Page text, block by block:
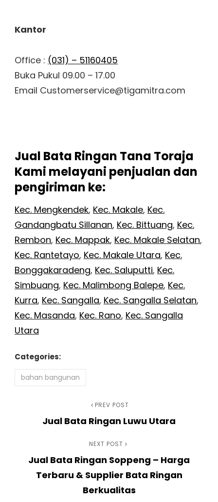
Kantor
Office : (031) – 51160405
Buka Pukul 09.00 – 17.00
Email Customerservice@tigamitra.com
Jual Bata Ringan Tana Toraja
Kami melayani penjualan dan
pengiriman ke:
Kec. Mengkendek, Kec. Makale, Kec.
Gandangbatu Sillanan, Kec. Bittuang, Kec.
Rembon, Kec. Mappak, Kec. Makale Selatan,
Kec. Rantetayo, Kec. Makale Utara, Kec.
Bonggakaradeng, Kec. Saluputti, Kec.
Simbuang, Kec. Malimbong Balepe, Kec.
Kurra, Kec. Sangalla, Kec. Sangalla Selatan,
Kec. Masanda, Kec. Rano, Kec. Sangalla
Utara
Categories:
bahan bangunan
PREV POST
Jual Bata Ringan Luwu Utara
Post
NEXT POST
Jual Bata Ringan Soppeng – Harga
Terbaru & Supplier Bata Ringan
Berkualitas